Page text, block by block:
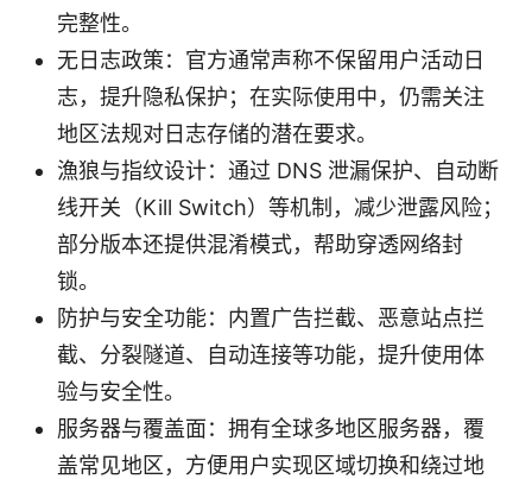
完整性。
无日志政策：官方通常声称不保留用户活动日
志，提升隐私保护；在实际使用中，仍需关注
地区法规对日志存储的潜在要求。
漁狼与指纹设计：通过 DNS 泄漏保护、自动断
线开关（Kill Switch）等机制，减少泄露风险；
部分版本还提供混淆模式，帮助穿透网络封
锁。
防护与安全功能：内置广告拦截、恶意站点拦
截、分裂隧道、自动连接等功能，提升使用体
验与安全性。
服务器与覆盖面：拥有全球多地区服务器，覆
盖常见地区，方便用户实现区域切换和绕过地